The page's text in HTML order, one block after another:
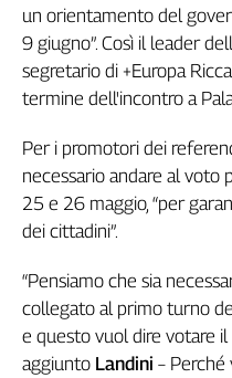
il
sangue
della
ragione
120
Cgil
Collettiva
Academy
Play
Rubriche
Collettiva
Talk
un orientamento del
9 giugno”. Così il leader
segretario di +Europa
termine dell'incontro a
Per i promotori dei
necessario andare al
25 e 26 maggio, “per
dei cittadini”.
“Pensiamo che sia
collegato al primo turno
e questo vuol dire votare
aggiunto Landini –